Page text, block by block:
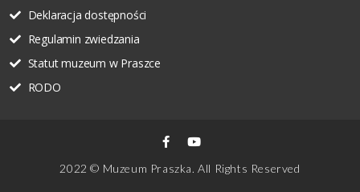
Deklaracja dostępności
Regulamin zwiedzania
Statut muzeum w Praszce
RODO
2022 © Muzeum Praszka. All Rights Reserved